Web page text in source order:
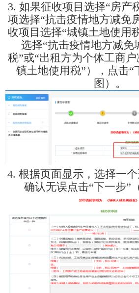
3. 如果征收项目选择“房产
项选择“抗击疫情地方减免
收项目选择“城镇土地使用
选择“抗击疫情地方减免
税”或“出租方为个体工商
镇土地使用税”），点击“
图）。
4. 根据页面显示，选择一个
确认无误点击“下一步”